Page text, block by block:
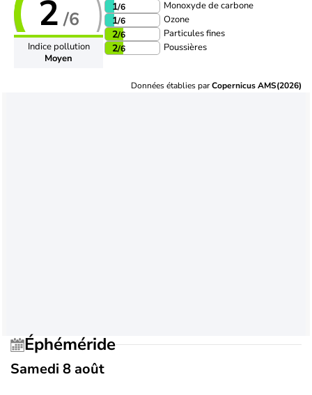
2 /6
Indice pollution
Moyen
1/6 Monoxyde de carbone
1/6 Ozone
2/6 Particules fines
2/6 Poussières
Données établies parCopernicus AMS(2026)
Éphéméride
Samedi 8 août